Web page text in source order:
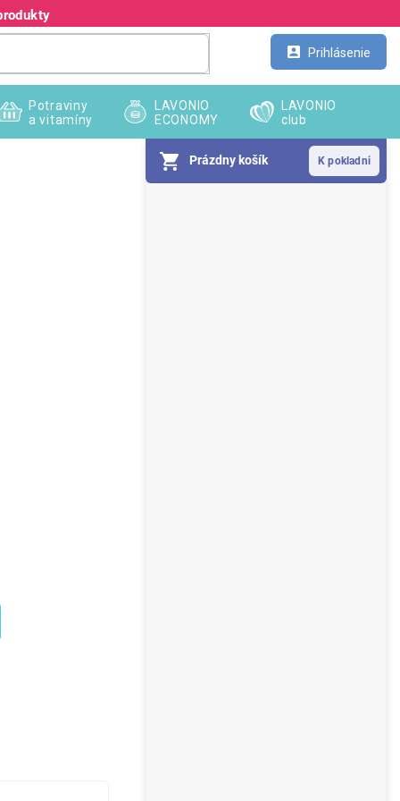
Prihlásenie
Prázdny košík
Potraviny
a vitamíny
LAVONIO
ECONOMY
LAVONIO
club